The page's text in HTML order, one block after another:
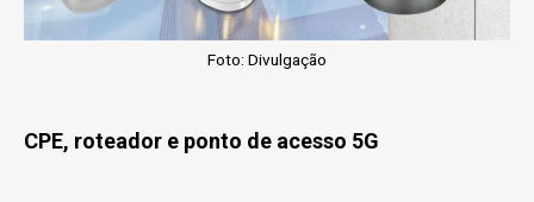
Foto: Divulgação
CPE, roteador e ponto de acesso 5G